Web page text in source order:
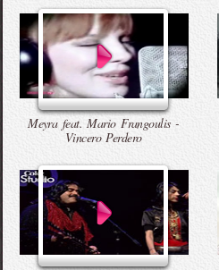
Meyra feat. Mario Frangoulis -
Vincero Perdero